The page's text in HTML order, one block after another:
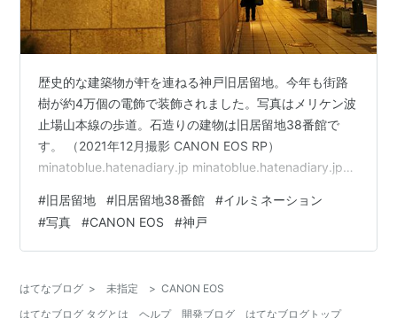
歴史的な建築物が軒を連ねる神戸旧居留地。今年も街路
樹が約4万個の電飾で装飾されました。写真はメリケン波
止場山本線の歩道。石造りの建物は旧居留地38番館で
す。 （2021年12月撮影 CANON EOS RP）
minatoblue.hatenadiary.jp minatoblue.hatenadiary.jp
#旧居留地 #旧居留地38番館 #イルミネーション
#写真 #CANON EOS #神戸
はてなブログ > 未指定 > CANON EOS
はてなブログ タグとは
ヘルプ 開発ブログ はてなブログトップ